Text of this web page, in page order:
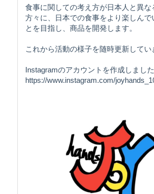
食事に関しての考え方が日本人と異な
方々に、日本での食事をより楽しんで
とを目指し、商品を開発します。
これから活動の様子を随時更新してい
Instagramのアカウントを作成しました
https://www.instagram.com/